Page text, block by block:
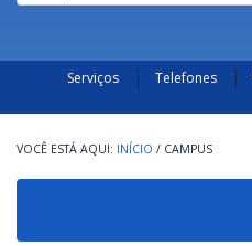
Serviços Telefones
INÍCIO / CAMPUS